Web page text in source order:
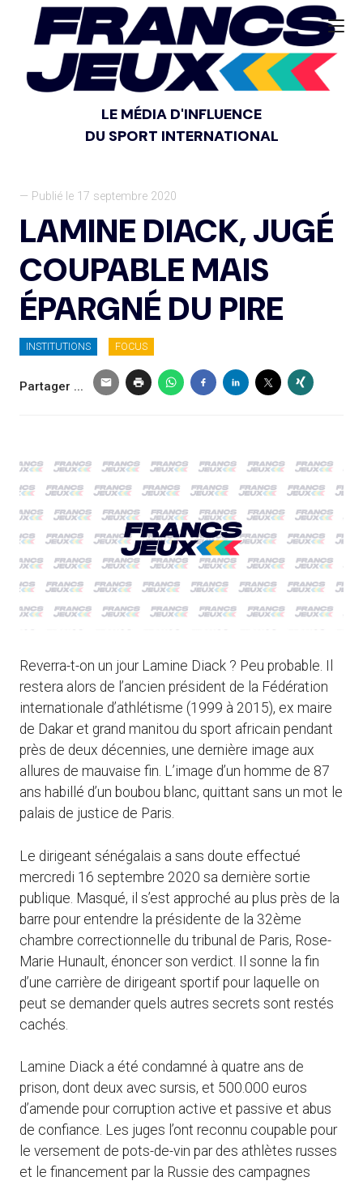
LE MÉDIA D'INFLUENCE
DU SPORT INTERNATIONAL
— Publié le 17 septembre 2020
LAMINE DIACK, JUGÉ
COUPABLE MAIS
ÉPARGNÉ DU PIRE
INSTITUTIONS FOCUS
Partager ...
Reverra-t-on un jour Lamine Diack ? Peu probable. Il
restera alors de l’ancien président de la Fédération
internationale d’athlétisme (1999 à 2015), ex maire
de Dakar et grand manitou du sport africain pendant
près de deux décennies, une dernière image aux
allures de mauvaise fin. L’image d’un homme de 87
ans habillé d’un boubou blanc, quittant sans un mot le
palais de justice de Paris.
Le dirigeant sénégalais a sans doute effectué
mercredi 16 septembre 2020 sa dernière sortie
publique. Masqué, il s’est approché au plus près de la
barre pour entendre la présidente de la 32ème
chambre correctionnelle du tribunal de Paris, Rose-
Marie Hunault, énoncer son verdict. Il sonne la fin
d’une carrière de dirigeant sportif pour laquelle on
peut se demander quels autres secrets sont restés
cachés.
Lamine Diack a été condamné à quatre ans de
prison, dont deux avec sursis, et 500.000 euros
d’amende pour corruption active et passive et abus
de confiance. Les juges l’ont reconnu coupable pour
le versement de pots-de-vin par des athlètes russes
et le financement par la Russie des campagnes